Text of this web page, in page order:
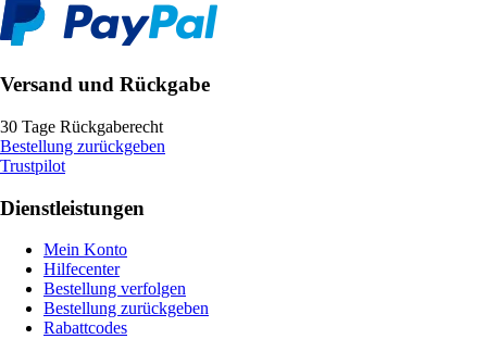
Versand und Rückgabe
30 Tage Rückgaberecht
Bestellung zurückgeben
Trustpilot
Dienstleistungen
Mein Konto
Hilfecenter
Bestellung verfolgen
Bestellung zurückgeben
Rabattcodes